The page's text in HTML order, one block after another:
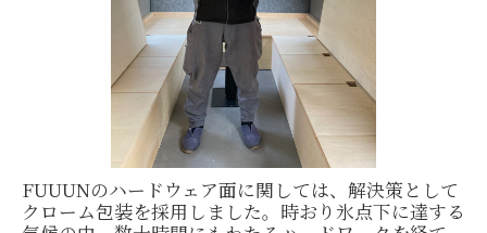
FUUUNのハードウェア面に関しては、解決策として
クローム包装を採用しました。時おり氷点下に達する